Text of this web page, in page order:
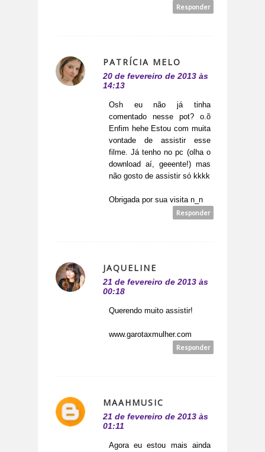
Responder
PATRÍCIA MELO
20 de fevereiro de 2013 às
14:13
Osh eu não já tinha
comentado nesse pot? o.õ
Enfim hehe Estou com muita
vontade de assistir esse
filme. Já tenho no pc (olha o
download aí, geeente!) mas
não gosto de assistir só kkkk
Obrigada por sua visita n_n
Responder
JAQUELINE
21 de fevereiro de 2013 às
00:18
Querendo muito assistir!
www.garotaxmulher.com
Responder
MAAHMUSIC
21 de fevereiro de 2013 às
01:11
Agora eu estou mais ainda